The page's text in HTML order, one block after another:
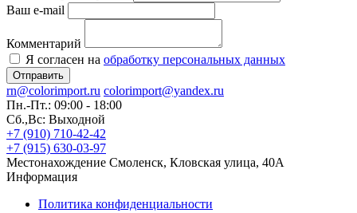
Ваш e-mail
Комментарий
Я согласен на обработку персональных данных
Отправить
rn@colorimport.ru colorimport@yandex.ru
Пн.-Пт.: 09:00 - 18:00
Сб.,Вс: Выходной
+7 (910) 710-42-42
+7 (915) 630-03-97
Местонахождение Смоленск, Кловская улица, 40А
Информация
Политика конфиденциальности